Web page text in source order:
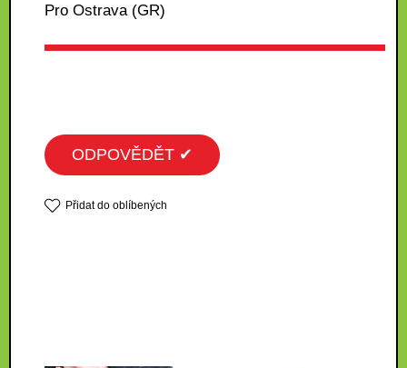
Pro Ostrava (GR)
ODPOVĚDĚT ✔
Přidat do oblíbených